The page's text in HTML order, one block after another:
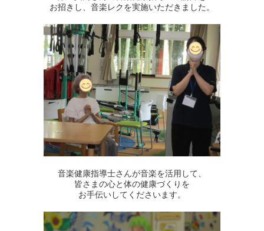
お招きし、音楽レクを実施いただきました。
音楽健康指導士さんが音楽を活用して、
皆さまの心と体の健康づくりを
お手伝いしてくださいます。